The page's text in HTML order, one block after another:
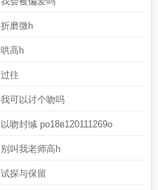
折磨微h
哄高h
过往
我可以讨个吻吗
以吻封缄 po18в120111269o
别叫我老师高h
试探与保留